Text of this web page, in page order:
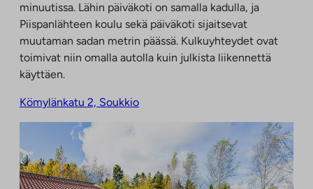
minuutissa. Lähin päiväkoti on samalla kadulla, ja
Piispanlähteen koulu sekä päiväkoti sijaitsevat
muutaman sadan metrin päässä. Kulkuyhteydet ovat
toimivat niin omalla autolla kuin julkista liikennettä
käyttäen.
Kömylänkatu 2, Soukkio